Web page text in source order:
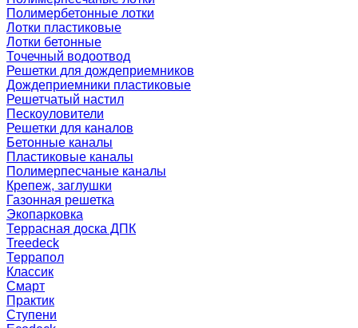
Полимербетонные лотки
Лотки пластиковые
Лотки бетонные
Точечный водоотвод
Решетки для дождеприемников
Дождеприемники пластиковые
Решетчатый настил
Пескоуловители
Решетки для каналов
Бетонные каналы
Пластиковые каналы
Полимерпесчаные каналы
Крепеж, заглушки
Газонная решетка
Экопарковка
Террасная доска ДПК
Treedeck
Террапол
Классик
Смарт
Практик
Ступени